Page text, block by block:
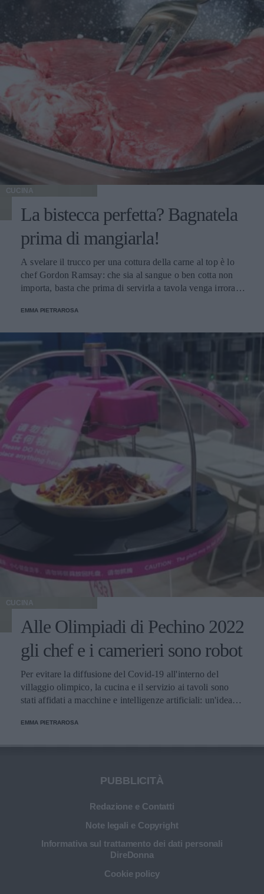
CUCINA
La bistecca perfetta? Bagnatela
prima di mangiarla!
A svelare il trucco per una cottura della carne al top è lo
chef Gordon Ramsay: che sia al sangue o ben cotta non
importa, basta che prima di servirla a tavola venga irrorata
EMMA PIETRAROSA
CUCINA
Alle Olimpiadi di Pechino 2022
gli chef e i camerieri sono robot
Per evitare la diffusione del Covid-19 all'interno del
villaggio olimpico, la cucina e il servizio ai tavoli sono
stati affidati a macchine e intelligenze artificiali: un'idea
EMMA PIETRAROSA
PUBBLICITÀ
Redazione e Contatti
Note legali e Copyright
Informativa sul trattamento dei dati personali
DireDonna
Cookie policy